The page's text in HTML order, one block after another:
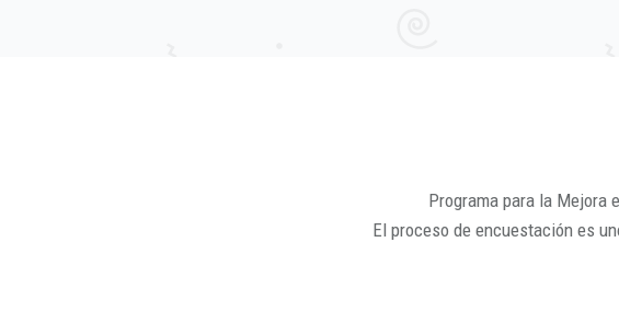
Programa para la Mejora
El proceso de encuestación es